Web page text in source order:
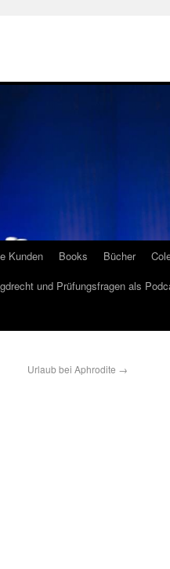
Kunden Books Bücher
und Prüfungsfragen als
Urlaub bei Aphrodite →